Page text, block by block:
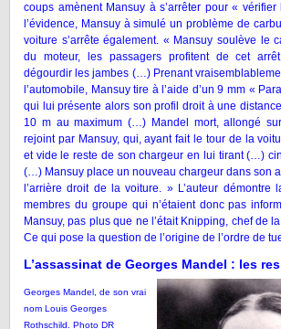
coups amènent Mansuy à s’arrêter pour «
l’évidence, Mansuy à simulé un problème de
voiture s’arrête également. « Mansuy soulève le
du moteur, les passagers profitent de cet
dégourdir les jambes (…) Prenant
l’automobile, Mansuy tire à l’aide d’un 9 mm «
qui lui présente alors son profil droit à une
10 m au maximum (…) Mandel mort, allongé
rejoint par Mansuy, qui, ayant fait le tour de la
et vide le reste de son chargeur en lui tirant (…)
(…) Mansuy place un nouveau chargeur dans son
l’arrière droit de la voiture. » L’auteur démontre
membres du groupe qui n’étaient donc pas
Mansuy, pas plus que ne l’était Knipping, chef de
Ce qui pose la question de l’origine de l’ordre de
L’assassinat de Georges Mandel : les
Georges Mandel, de son vrai
nom Louis Georges
Rothschild. Photo DR